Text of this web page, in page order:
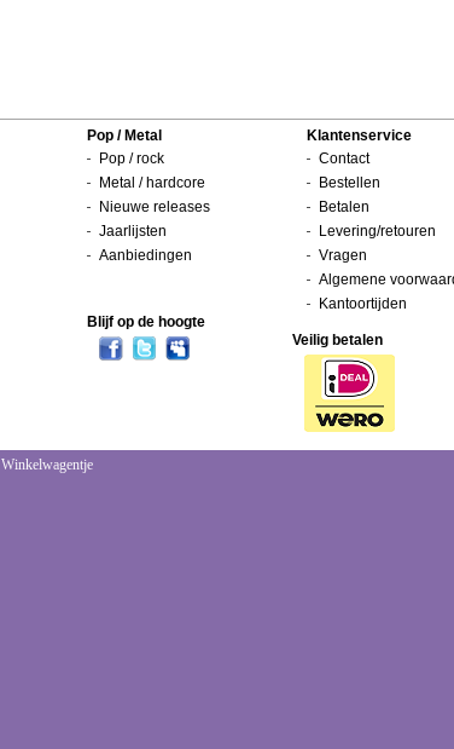
Pop / Metal
Pop / rock
Metal / hardcore
Nieuwe releases
Jaarlijsten
Aanbiedingen
Klantenservice
Contact
Bestellen
Betalen
Levering/retouren
Vragen
Algemene
Kantoortijden
Blijf op de hoogte
Veilig betalen
Winkelwagentje